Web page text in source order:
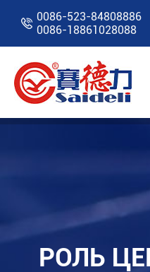
 0086-523-84808886
0086-18861028088
Главная
РОЛЬ